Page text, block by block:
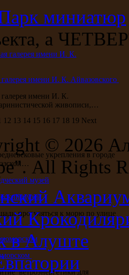
миниатюр
а
имени И. К. Айвазовского
имени И. К.
живописи,…
укрепления в городе
музей
прогуляться к морю по улице
ветроэнергетики для
12 13 14 15 16 17 18 19 Next
© 2026
All Rights
в Алуште